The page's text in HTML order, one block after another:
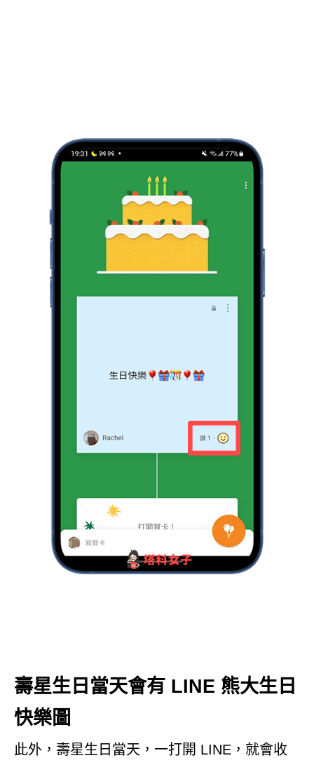
壽星生日當天會有 LINE 熊大生日
快樂圖
此外，壽星生日當天，一打開 LINE，就會收